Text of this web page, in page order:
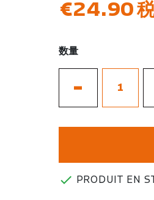
€24.90
数量
-
 PRODUIT EN